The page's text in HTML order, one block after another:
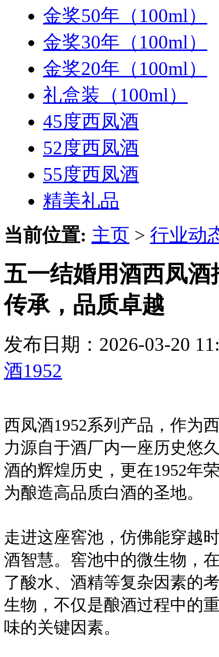
金奖50年（100ml）
金奖30年（100ml）
金奖20年（100ml）
礼盒装（100ml）
45度西凤酒
52度西凤酒
55度西凤酒
精美礼品
当前位置: 主页 > 行业动
五一结婚用酒西凤酒
传承，品质卓越
发布日期：2026-03-20
酒1952
西凤酒1952系列产品，作为
力源自于酒厂内一座历史悠
酒的辉煌历史，更在1952年
为酿造高品质白酒的圣地。
走进这座窖池，仿佛能穿越
酒智慧。窖池中的微生物，
了酸水、酒精等复杂因素的
生物，不仅是酿酒过程中的
味的关键因素。